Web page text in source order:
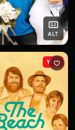
ALT
YENİ